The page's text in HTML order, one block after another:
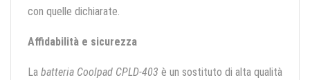
con quelle dichiarate.
Affidabilità e sicurezza
La batteria Coolpad CPLD-403 è un sostituto di alta qualità